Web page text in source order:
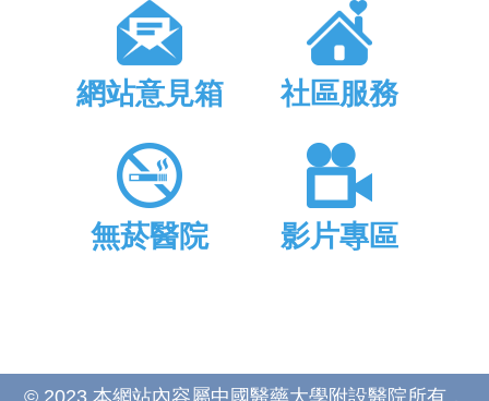
網站意見箱 社區服務
無菸醫院 影片專區
© 2023 本網站內容屬中國醫藥大學附設醫院所有，